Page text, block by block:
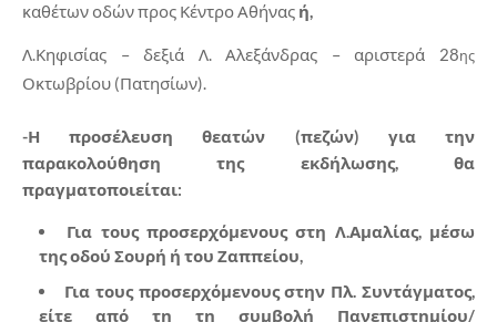
καθέτων οδών προς Κέντρο Αθήνας ή,
Λ.Κηφισίας – δεξιά Λ. Αλεξάνδρας – αριστερά 28ης
Οκτωβρίου (Πατησίων).
-Η προσέλευση θεατών (πεζών) για την
παρακολούθηση της εκδήλωσης, θα
πραγματοποιείται:
Για τους προσερχόμενους στη Λ.Αμαλίας, μέσω
της οδού Σουρή ή του Ζαππείου,
Για τους προσερχόμενους στην Πλ. Συντάγματος,
είτε από τη τη συμβολή Πανεπιστημίου/